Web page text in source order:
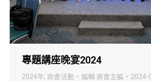
專題講座晚宴2024
2024年, 商會活動 編輯 商會主編 2024-